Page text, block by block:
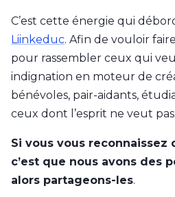
C’est cette énergie qui
Liinkeduc. Afin de vouloir
pour rassembler ceux qui
indignation en moteur de
bénévoles, pair-aidants,
ceux dont l’esprit ne veut
Si vous vous reconnaissez
c’est que nous avons des
alors partageons-les.